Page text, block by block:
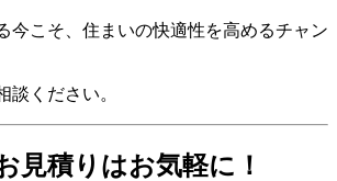
今こそ、住まいの快適性を高めるチャン
談ください。
見積りはお気軽に！